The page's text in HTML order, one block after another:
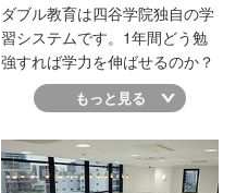
ダブル教育は四谷学院独自の学
習システムです。1年間どう勉
強すれば学力を伸ばせるのか？
55段階ってどんな勉強法だろ
う？皆さんの疑問にお答えしま
もっと見る